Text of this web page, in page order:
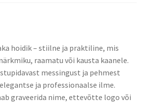
hoidik – stiilne ja praktiline, mis
raamatu või kausta kaanele.
messingust ja pehmest
ja professionaalse ilme.
graveerida nime, ettevõtte logo või